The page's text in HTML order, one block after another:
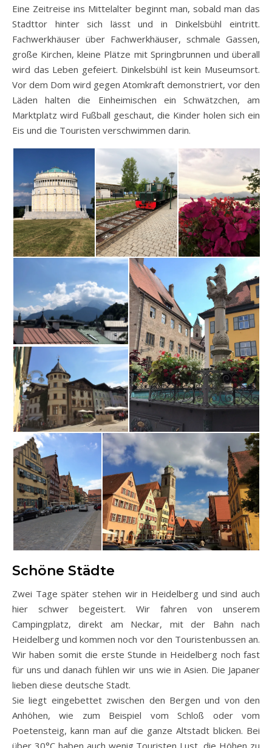
Eine Zeitreise ins Mittelalter beginnt man, sobald man das
Stadttor hinter sich lässt und in Dinkelsbühl eintritt.
Fachwerkhäuser über Fachwerkhäuser, schmale Gassen,
große Kirchen, kleine Plätze mit Springbrunnen und überall
wird das Leben gefeiert. Dinkelsbühl ist kein Museumsort.
Vor dem Dom wird gegen Atomkraft demonstriert, vor den
Läden halten die Einheimischen ein Schwätzchen, am
Marktplatz wird Fußball geschaut, die Kinder holen sich ein
Eis und die Touristen verschwimmen darin.
Schöne Städte
Zwei Tage später stehen wir in Heidelberg und sind auch
hier schwer begeistert. Wir fahren von unserem
Campingplatz, direkt am Neckar, mit der Bahn nach
Heidelberg und kommen noch vor den Touristenbussen an.
Wir haben somit die erste Stunde in Heidelberg noch fast
für uns und danach fühlen wir uns wie in Asien. Die Japaner
lieben diese deutsche Stadt.
Sie liegt eingebettet zwischen den Bergen und von den
Anhöhen, wie zum Beispiel vom Schloß oder vom
Poetensteig, kann man auf die ganze Altstadt blicken. Bei
über 30°C haben auch wenig Touristen Lust, die Höhen zu